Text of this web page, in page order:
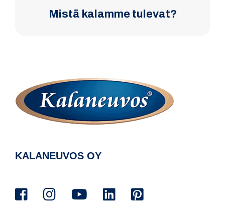
Mistä kalamme tulevat?
KALANEUVOS OY